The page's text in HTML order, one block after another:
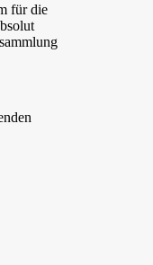
für die